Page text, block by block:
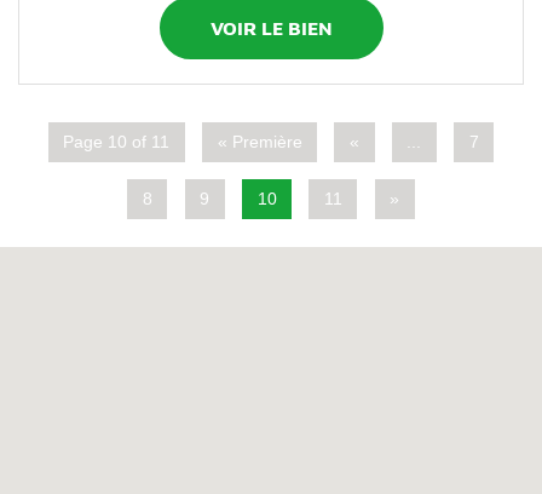
VOIR LE BIEN
Page 10 of 11 « Première « ... 7
8 9 10 11 »